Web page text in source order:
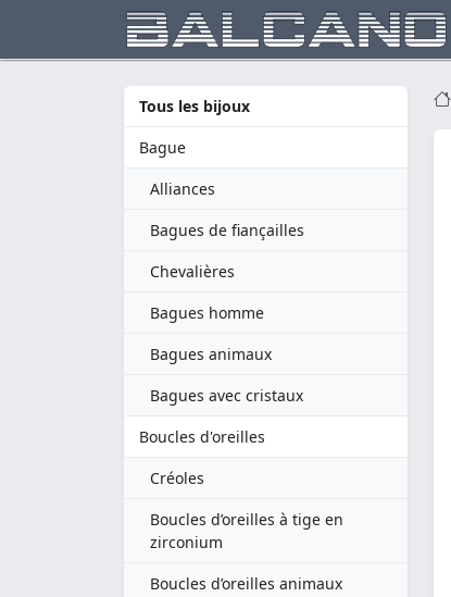
Tous les bijoux
Bague
Alliances
Bagues de fiançailles
Chevalières
Bagues homme
Bagues animaux
Bagues avec cristaux
Boucles d'oreilles
Créoles
Boucles d’oreilles à tige en
zirconium
Boucles d’oreilles animaux